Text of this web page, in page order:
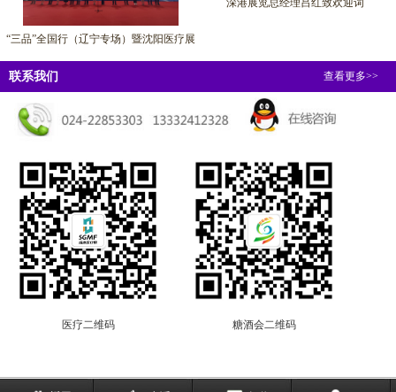
“三品”全国行（辽宁专场）暨沈阳医疗展
深港展览总经理吕红致欢迎词
联系我们 查看更多>>
医疗二维码 糖酒会二维码